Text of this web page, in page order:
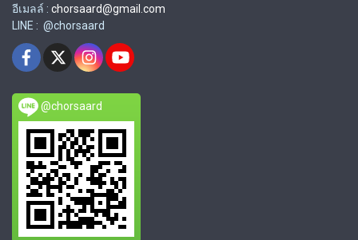
อีเมลล์ : chorsaard@gmail.com
LINE : @chorsaard
@chorsaard